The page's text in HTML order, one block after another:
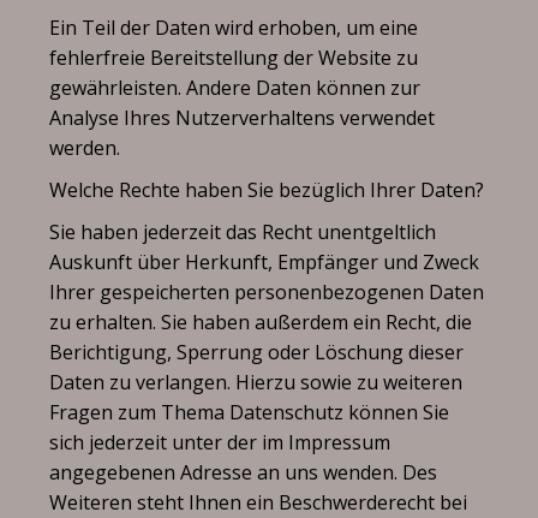
Ein Teil der Daten wird erhoben, um eine
fehlerfreie Bereitstellung der Website zu
gewährleisten. Andere Daten können zur
Analyse Ihres Nutzerverhaltens verwendet
werden.
Welche Rechte haben Sie bezüglich Ihrer Daten?
Sie haben jederzeit das Recht unentgeltlich
Auskunft über Herkunft, Empfänger und Zweck
Ihrer gespeicherten personenbezogenen Daten
zu erhalten. Sie haben außerdem ein Recht, die
Berichtigung, Sperrung oder Löschung dieser
Daten zu verlangen. Hierzu sowie zu weiteren
Fragen zum Thema Datenschutz können Sie
sich jederzeit unter der im Impressum
angegebenen Adresse an uns wenden. Des
Weiteren steht Ihnen ein Beschwerderecht bei